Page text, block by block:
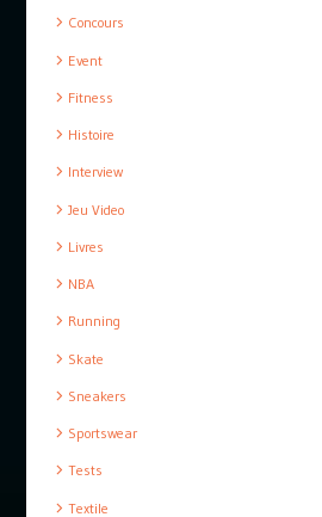
Concours
Event
Fitness
Histoire
Interview
Jeu Video
Livres
NBA
Running
Skate
Sneakers
Sportswear
Tests
Textile